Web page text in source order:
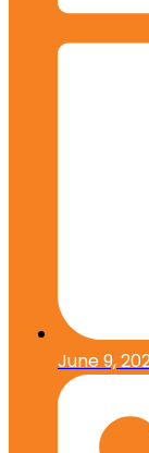
June 9,